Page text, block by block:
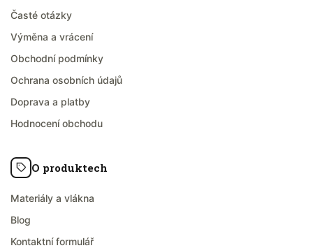
Časté otázky
Výměna a vrácení
Obchodní podmínky
Ochrana osobních údajů
Doprava a platby
Hodnocení obchodu
O produktech
Materiály a vlákna
Blog
Kontaktní formulář